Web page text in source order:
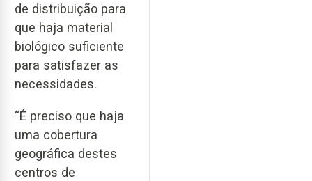
de distribuição para
que haja material
biológico suficiente
para satisfazer as
necessidades.
“É preciso que haja
uma cobertura
geográfica destes
centros de